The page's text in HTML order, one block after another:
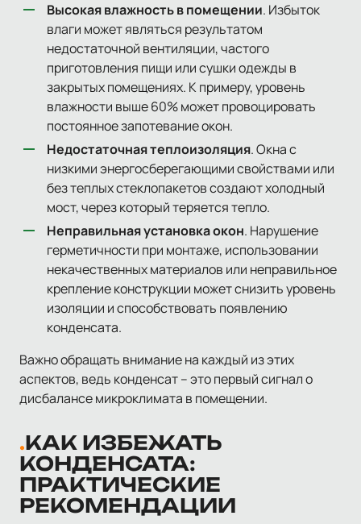
Высокая влажность в помещении. Избыток
влаги может являться результатом
недостаточной вентиляции, частого
приготовления пищи или сушки одежды в
закрытых помещениях. К примеру, уровень
влажности выше 60% может провоцировать
постоянное запотевание окон.
Недостаточная теплоизоляция. Окна с
низкими энергосберегающими свойствами или
без теплых стеклопакетов создают холодный
мост, через который теряется тепло.
Неправильная установка окон. Нарушение
герметичности при монтаже, использовании
некачественных материалов или неправильное
крепление конструкции может снизить уровень
изоляции и способствовать появлению
конденсата.
Важно обращать внимание на каждый из этих
аспектов, ведь конденсат – это первый сигнал о
дисбалансе микроклимата в помещении.
КАК ИЗБЕЖАТЬ
КОНДЕНСАТА:
ПРАКТИЧЕСКИЕ
РЕКОМЕНДАЦИИ